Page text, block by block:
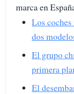
marca en
Los coches
dos
El grupo
primera
El